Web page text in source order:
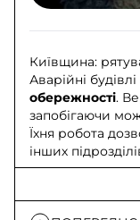
Київщина:
Аварійні
обережності.
запобігаючи
Їхня робота
інших